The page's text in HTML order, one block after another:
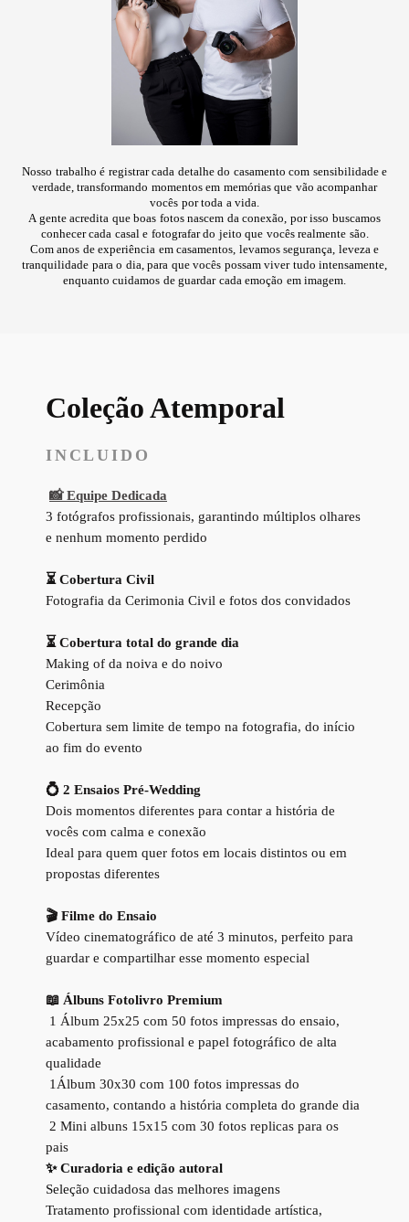
Nosso trabalho é registrar cada detalhe do casamento com sensibilidade e
verdade, transformando momentos em memórias que vão acompanhar
vocês por toda a vida.
A gente acredita que boas fotos nascem da conexão, por isso buscamos
conhecer cada casal e fotografar do jeito que vocês realmente são.
Com anos de experiência em casamentos, levamos segurança, leveza e
tranquilidade para o dia, para que vocês possam viver tudo intensamente,
enquanto cuidamos de guardar cada emoção em imagem.
Coleção Atemporal
INCLUIDO
📸 Equipe Dedicada
3 fotógrafos profissionais, garantindo múltiplos olhares
e nenhum momento perdido
⏳ Cobertura Civil
Fotografia da Cerimonia Civil e fotos dos convidados
⏳ Cobertura total do grande dia
Making of da noiva e do noivo
Cerimônia
Recepção
Cobertura sem limite de tempo na fotografia, do início
ao fim do evento
💍 2 Ensaios Pré-Wedding
Dois momentos diferentes para contar a história de
vocês com calma e conexão
Ideal para quem quer fotos em locais distintos ou em
propostas diferentes
🎬 Filme do Ensaio
Vídeo cinematográfico de até 3 minutos, perfeito para
guardar e compartilhar esse momento especial
📖 Álbuns Fotolivro Premium
1 Álbum 25x25 com 50 fotos impressas do ensaio,
acabamento profissional e papel fotográfico de alta
qualidade
1Álbum 30x30 com 100 fotos impressas do
casamento, contando a história completa do grande dia
2 Mini albuns 15x15 com 30 fotos replicas para os
pais
✨Curadoria e edição autoral
Seleção cuidadosa das melhores imagens
Tratamento profissional com identidade artística,